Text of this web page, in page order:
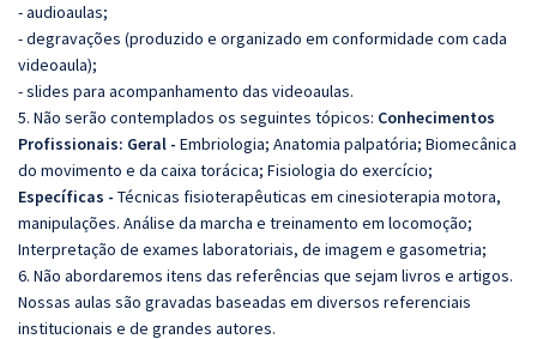
- audioaulas;
- degravações (produzido e organizado em conformidade com cada
videoaula);
- slides para acompanhamento das videoaulas.
5. Não serão contemplados os seguintes tópicos: Conhecimentos
Profissionais: Geral - Embriologia; Anatomia palpatória; Biomecânica
do movimento e da caixa torácica; Fisiologia do exercício;
Específicas - Técnicas fisioterapêuticas em cinesioterapia motora,
manipulações. Análise da marcha e treinamento em locomoção;
Interpretação de exames laboratoriais, de imagem e gasometria;
6. Não abordaremos itens das referências que sejam livros e artigos.
Nossas aulas são gravadas baseadas em diversos referenciais
institucionais e de grandes autores.